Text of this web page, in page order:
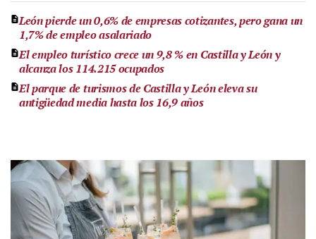
León pierde un 0,6% de empresas cotizantes, pero gana un
1,7% de empleo asalariado
El empleo turístico crece un 9,8 % en Castilla y León y
alcanza los 114.215 ocupados
El parque de turismos de Castilla y León eleva su
antigüedad media hasta los 16,9 años